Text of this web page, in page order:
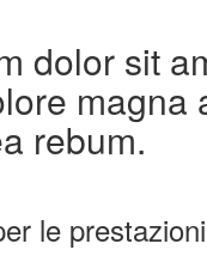
dolor sit
magna
rebum.
le